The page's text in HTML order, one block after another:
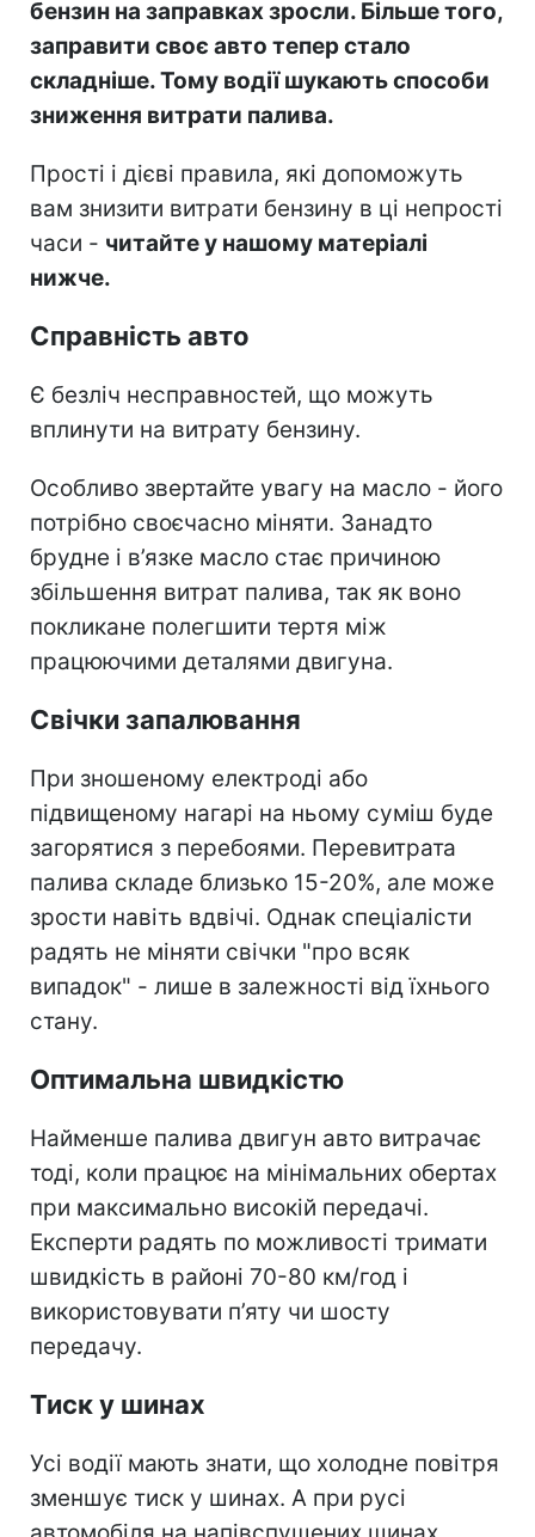
бензин на заправках зросли. Більше того,
заправити своє авто тепер стало
складніше. Тому водії шукають способи
зниження витрати палива.
Прості і дієві правила, які допоможуть
вам знизити витрати бензину в ці непрості
часи - читайте у нашому матеріалі
нижче.
Справність авто
Є безліч несправностей, що можуть
вплинути на витрату бензину.
Особливо звертайте увагу на масло - його
потрібно своєчасно міняти. Занадто
брудне і в’язке масло стає причиною
збільшення витрат палива, так як воно
покликане полегшити тертя між
працюючими деталями двигуна.
Свічки запалювання
При зношеному електроді або
підвищеному нагарі на ньому суміш буде
загорятися з перебоями. Перевитрата
палива складе близько 15-20%, але може
зрости навіть вдвічі. Однак спеціалісти
радять не міняти свічки "про всяк
випадок" - лише в залежності від їхнього
стану.
Оптимальна швидкістю
Найменше палива двигун авто витрачає
тоді, коли працює на мінімальних обертах
при максимально високій передачі.
Експерти радять по можливості тримати
швидкість в районі 70-80 км/год і
використовувати п’яту чи шосту
передачу.
Тиск у шинах
Усі водії мають знати, що холодне повітря
зменшує тиск у шинах. А при русі